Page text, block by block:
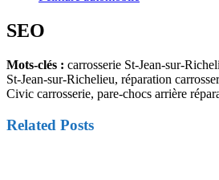
SEO
Mots-clés : carrosserie St-Jean-sur-
St-Jean-sur-Richelieu, réparation
Civic carrosserie, pare-chocs arrière
Related Posts